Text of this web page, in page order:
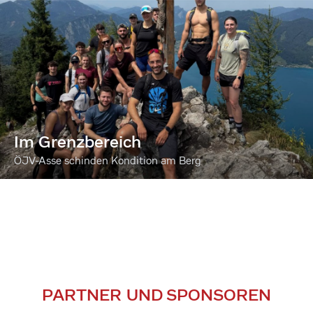
Im Grenzbereich
ÖJV-Asse schinden Kondition am Berg
PARTNER UND SPONSOREN